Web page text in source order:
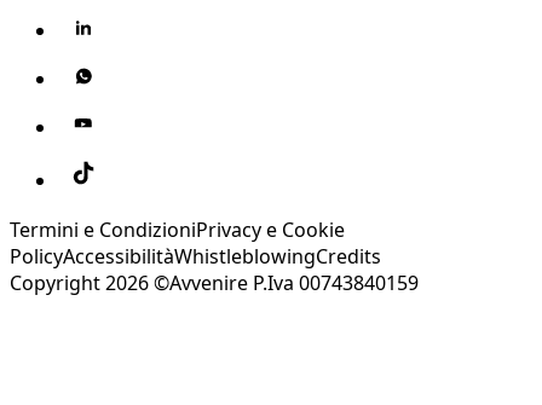
Termini e CondizioniPrivacy e Cookie
PolicyAccessibilitàWhistleblowingCredits
Copyright 2026 ©Avvenire P.Iva 00743840159